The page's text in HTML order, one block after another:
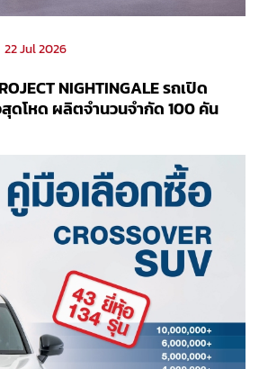
22 Jul 2026
NIGHTINGALE รถเปิด
ดโหด ผลิตจำนวนจำกัด 100 คัน